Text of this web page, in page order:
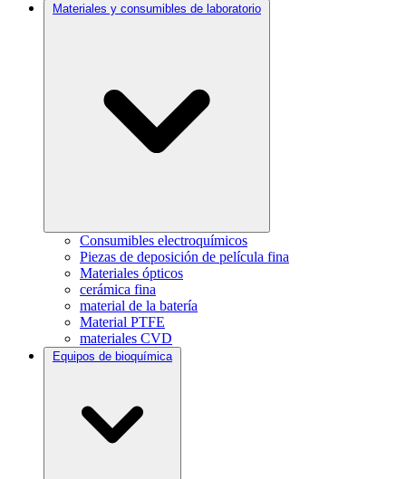
Materiales y consumibles de laboratorio
Consumibles electroquímicos
Piezas de deposición de película fina
Materiales ópticos
cerámica fina
material de la batería
Material PTFE
materiales CVD
Equipos de bioquímica